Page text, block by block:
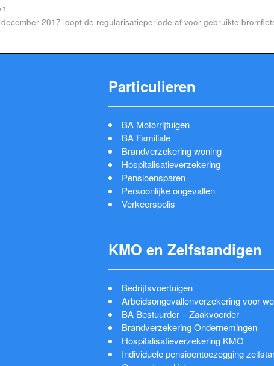
2017 loopt de regularisatieperiode af voor gebruikte
Particulieren
BA Motorrijtuigen
BA Familiale
Brandverzekering woning
Hospitalisatieverzekering
Pensioensparen
Persoonlijke ongevallen
Verkeerspolis
KMO en Zelfstandigen
Bedrijfsvoertuigen
Arbeidsongevallenverzekering voor
BA Bestuurder – Zaakvoerder
Brandverzekering Ondernemingen
Hospitalisatieverzekering KMO
Individuele pensioentoezegging